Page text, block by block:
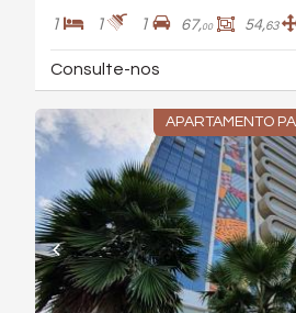
1 1 1 67,00 54,63
Consulte-nos
APARTAMENTO